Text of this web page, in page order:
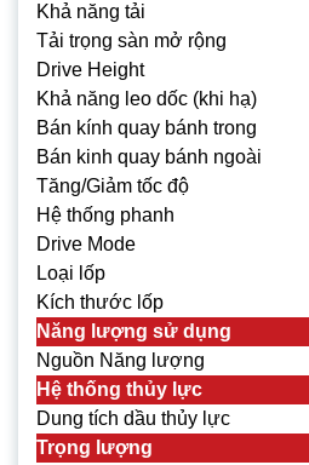
Khả năng tải
Tải trọng sàn mở rộng
Drive Height
Khả năng leo dốc (khi hạ)
Bán kính quay bánh trong
Bán kinh quay bánh ngoài
Tăng/Giảm tốc độ
Hệ thống phanh
Drive Mode
Loại lốp
Kích thước lốp
Năng lượng sử dụng
Nguồn Năng lượng
Hệ thống thủy lực
Dung tích dầu thủy lực
Trọng lượng